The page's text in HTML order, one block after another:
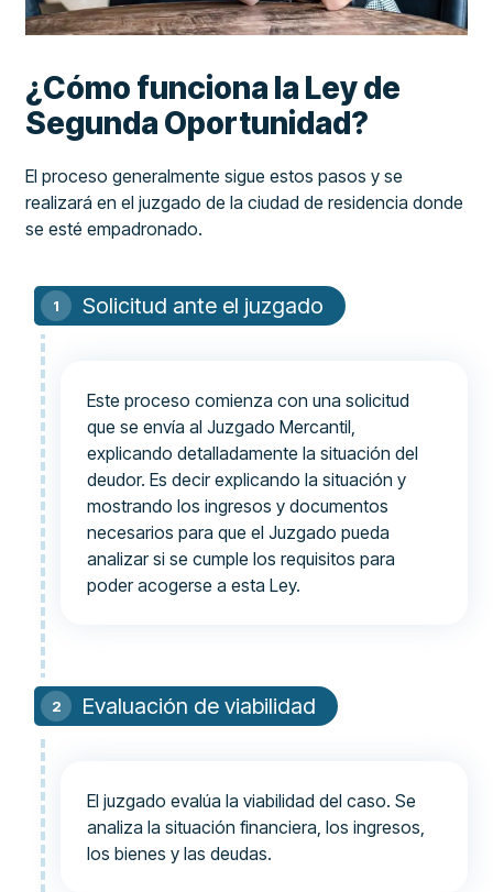
¿Cómo funciona la Ley de
Segunda Oportunidad?
El proceso generalmente sigue estos pasos y se
realizará en el juzgado de la ciudad de residencia donde
se esté empadronado.
Solicitud ante el juzgado
Este proceso comienza con una solicitud
que se envía al Juzgado Mercantil,
explicando detalladamente la situación del
deudor. Es decir explicando la situación y
mostrando los ingresos y documentos
necesarios para que el Juzgado pueda
analizar si se cumple los requisitos para
poder acogerse a esta Ley.
Evaluación de viabilidad
El juzgado evalúa la viabilidad del caso. Se
analiza la situación financiera, los ingresos,
los bienes y las deudas.